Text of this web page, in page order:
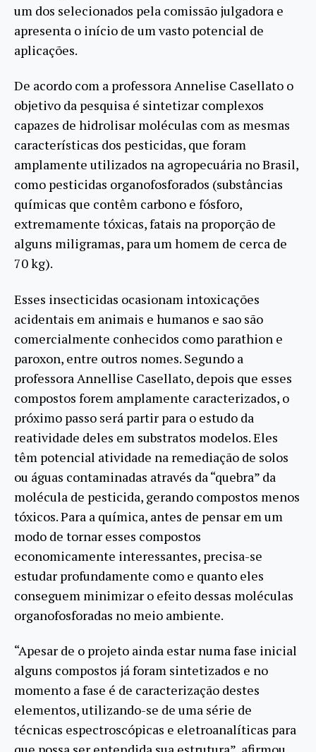
um dos selecionados pela comissão julgadora e
apresenta o início de um vasto potencial de
aplicações.
De acordo com a professora Annelise Casellato o
objetivo da pesquisa é sintetizar complexos
capazes de hidrolisar moléculas com as mesmas
características dos pesticidas, que foram
amplamente utilizados na agropecuária no Brasil,
como pesticidas organofosforados (substâncias
químicas que contêm carbono e fósforo,
extremamente tóxicas, fatais na proporção de
alguns miligramas, para um homem de cerca de
70 kg).
Esses insecticidas ocasionam intoxicações
acidentais em animais e humanos e sao são
comercialmente conhecidos como parathion e
paroxon, entre outros nomes. Segundo a
professora Annellise Casellato, depois que esses
compostos forem amplamente caracterizados, o
próximo passo será partir para o estudo da
reatividade deles em substratos modelos. Eles
têm potencial atividade na remediação de solos
ou águas contaminadas através da “quebra” da
molécula de pesticida, gerando compostos menos
tóxicos. Para a química, antes de pensar em um
modo de tornar esses compostos
economicamente interessantes, precisa-se
estudar profundamente como e quanto eles
conseguem minimizar o efeito dessas moléculas
organofosforadas no meio ambiente.
“Apesar de o projeto ainda estar numa fase inicial
alguns compostos já foram sintetizados e no
momento a fase é de caracterização destes
elementos, utilizando-se de uma série de
técnicas espectroscópicas e eletroanalíticas para